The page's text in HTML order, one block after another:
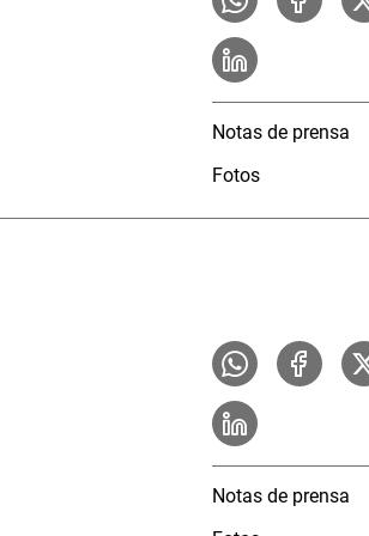
Notas de prensa
Fotos
Notas de prensa